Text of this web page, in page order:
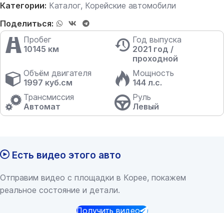
Категории: Каталог, Корейские автомобили
Поделиться:
Пробег
10145 км
Год выпуска
2021 год /
проходной
Объём двигателя
1997 куб.см
Мощность
144 л.с.
Трансмиссия
Автомат
Руль
Левый
Есть видео этого авто
Отправим видео с площадки в Корее, покажем
реальное состояние и детали.
Получить видео